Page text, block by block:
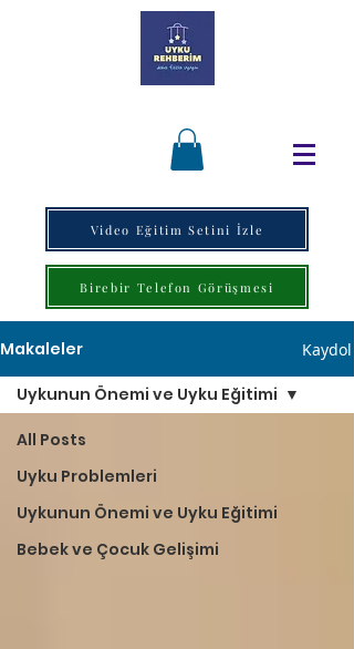
Video Eğitim Setini İzle
Birebir Telefon Görüşmesi
Makaleler Kaydol
All Posts
Uyku Problemleri
Uykunun Önemi ve Uyku Eğitimi
Bebek ve Çocuk Gelişimi
Uykunun Önemi ve Uyku Eğitimi